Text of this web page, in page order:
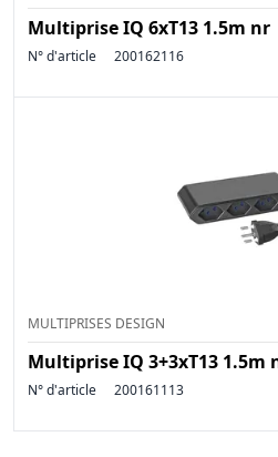
Multiprise IQ 6xT13 1.5m nr
N° d'article 200162116
MULTIPRISES DESIGN
Multiprise IQ 3+3xT13 1.5m
N° d'article 200161113